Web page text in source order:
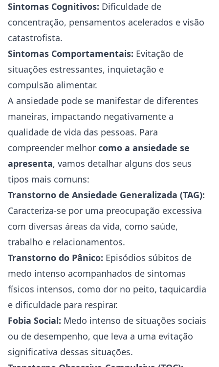
Sintomas Cognitivos: Dificuldade de
concentração, pensamentos acelerados e visão
catastrofista.
Sintomas Comportamentais: Evitação de
situações estressantes, inquietação e
compulsão alimentar.
A ansiedade pode se manifestar de diferentes
maneiras, impactando negativamente a
qualidade de vida das pessoas. Para
compreender melhor como a ansiedade se
apresenta, vamos detalhar alguns dos seus
tipos mais comuns:
Transtorno de Ansiedade Generalizada (TAG):
Caracteriza-se por uma preocupação excessiva
com diversas áreas da vida, como saúde,
trabalho e relacionamentos.
Transtorno do Pânico: Episódios súbitos de
medo intenso acompanhados de sintomas
físicos intensos, como dor no peito, taquicardia
e dificuldade para respirar.
Fobia Social: Medo intenso de situações sociais
ou de desempenho, que leva a uma evitação
significativa dessas situações.